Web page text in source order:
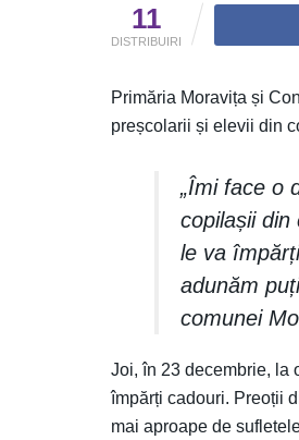
11
DISTRIBUIRI
Primăria Moravița și
preșcolarii și elevii din
„Îmi face o
copilașii
le va
adunăm
comunei
Joi, în 23 decembrie, la
împărți cadouri. Preoții
mai aproape de